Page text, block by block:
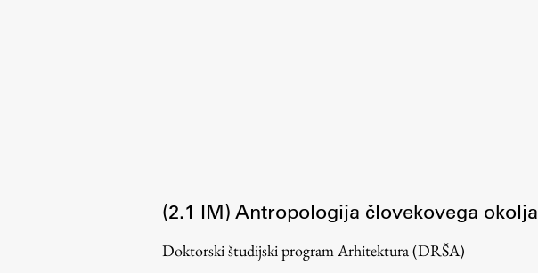
Osebni portal FIORI
ŠIS (SI)
ŠIS (EN)
(2.1 IM) Antropologija človekovega okolja
Doktorski študijski program Arhitektura (DRŠA)